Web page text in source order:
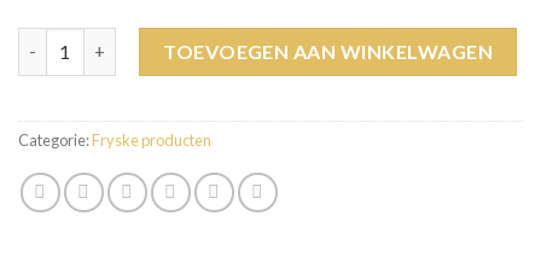
TOEVOEGEN AAN WINKELWAGEN
Categorie:Fryske producten